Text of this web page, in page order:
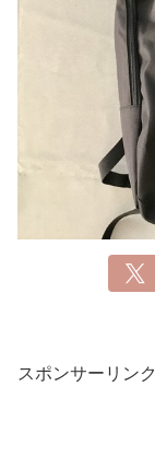
スポンサーリンク